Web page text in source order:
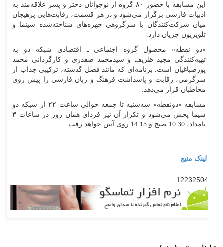
این مسابقه با حضور ۸۰ گروه از نوجوانان دختر و پسر علاقه‌مند به
ادبیات فارسی برگزار می‌شود و در هر قسمت، رقابت‌هایی پرهیجان
میان شرکت‌کنندگان با سرگروهی چهره‌های شناخته‌شده سینما و
تلویزیون جریان دارد.
«دو نقطه» محصول گروه اجتماعی ـ اقتصادی شبکه دو به
تهیه‌کنندگی مجید ظریف و سیدمحمد صفدری و کارگردانی محمد
پورصباغیان است. برنامه‌ای که مانند فصل گذشته، ترکیبی جذاب از
سرگرمی، رقابت و پاسداشت فرهنگ و زبان فارسی را پیش روی
مخاطبان قرار می‌دهد.
مسابقه «دونقطه» سه‌شنبه تا جمعه حوالی ساعت ۲۲ از شبکه دو
سیما پخش می‌شود و تکرار آن نیز فردای همان روز در ساعات ۳
بامداد، 10:30 صبح و 14:15 روی آنتن خواهد رفت.
لینک منبع
12232504